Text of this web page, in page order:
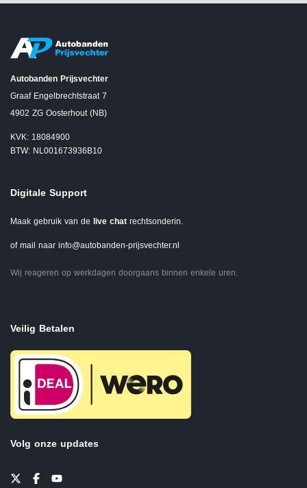
Autobanden Prijsvechter
Graaf Engelbrechtstraat 7
4902 ZG Oosterhout (NB)
KVK: 18084900
BTW: NL001673936B10
Digitale Support
Maak gebruik van de live chat rechtsonderin.
of mail naar info@autobanden-prijsvechter.nl
Wij reageren op werkdagen doorgaans binnen enkele uren.
Veilig Betalen
Volg onze updates